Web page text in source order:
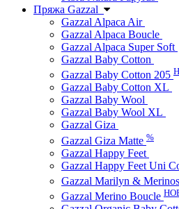
Пряжа Gazzal
Gazzal Alpaca Air
Gazzal Alpaca Boucle
Gazzal Alpaca Super Soft
Gazzal Baby Cotton
Gazzal Baby Cotton 205
Gazzal Baby Cotton XL
Gazzal Baby Wool
Gazzal Baby Wool XL
Gazzal Giza
Gazzal Giza Matte %
Gazzal Happy Feet
Gazzal Happy Feet Uni
Gazzal Marilyn & Merinos
Gazzal Merino Boucle